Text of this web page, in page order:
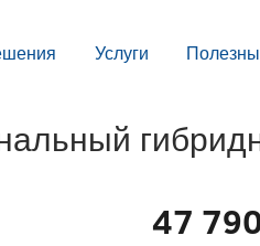
Услуги
47